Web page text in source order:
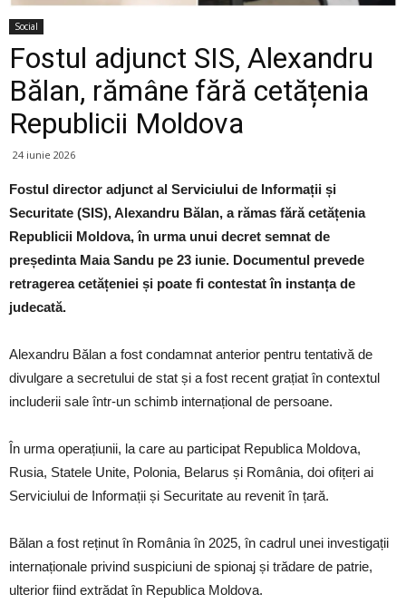
Social
Fostul adjunct SIS, Alexandru
Bălan, rămâne fără cetățenia
Republicii Moldova
24 iunie 2026
Fostul director adjunct al Serviciului de Informații și
Securitate (SIS), Alexandru Bălan, a rămas fără cetățenia
Republicii Moldova, în urma unui decret semnat de
președinta Maia Sandu pe 23 iunie. Documentul prevede
retragerea cetățeniei și poate fi contestat în instanța de
judecată.
Alexandru Bălan a fost condamnat anterior pentru tentativă de
divulgare a secretului de stat și a fost recent grațiat în contextul
includerii sale într-un schimb internațional de persoane.
În urma operațiunii, la care au participat Republica Moldova,
Rusia, Statele Unite, Polonia, Belarus și România, doi ofițeri ai
Serviciului de Informații și Securitate au revenit în țară.
Bălan a fost reținut în România în 2025, în cadrul unei investigații
internaționale privind suspiciuni de spionaj și trădare de patrie,
ulterior fiind extrădat în Republica Moldova.